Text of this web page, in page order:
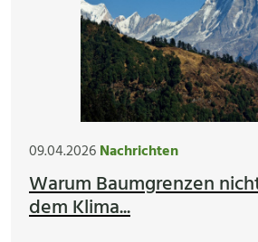
09.04.2026Nachrichten
Warum Baumgrenzen
dem Klima...